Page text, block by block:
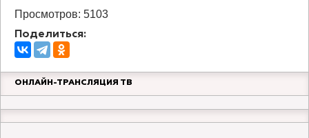
Просмотров: 5103
Поделиться:
ОНЛАЙН-ТРАНСЛЯЦИЯ ТВ